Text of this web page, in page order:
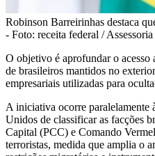
Robinson Barreirinhas destaca
- Foto: receita federal / Assessoria
O objetivo é aprofundar o acesso
de brasileiros mantidos no
empresariais utilizadas para
A iniciativa ocorre paralelamente
Unidos de classificar as facções
Capital (PCC) e Comando
terroristas, medida que amplia o